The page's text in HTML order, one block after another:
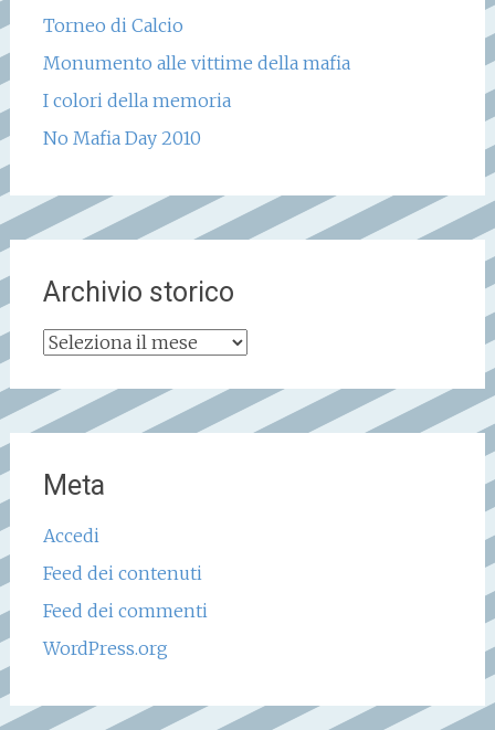
Torneo di Calcio
Monumento alle vittime della mafia
I colori della memoria
No Mafia Day 2010
Archivio storico
Archivio
Meta
Accedi
Feed dei contenuti
Feed dei commenti
WordPress.org